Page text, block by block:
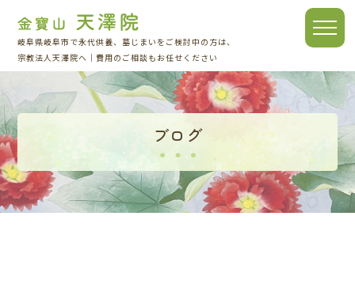
岐阜県岐阜市で永代供養、墓じまいをご検討中の方は、
宗教法人天澤院へ｜費用のご相談もお任せください
toggle
ブログ